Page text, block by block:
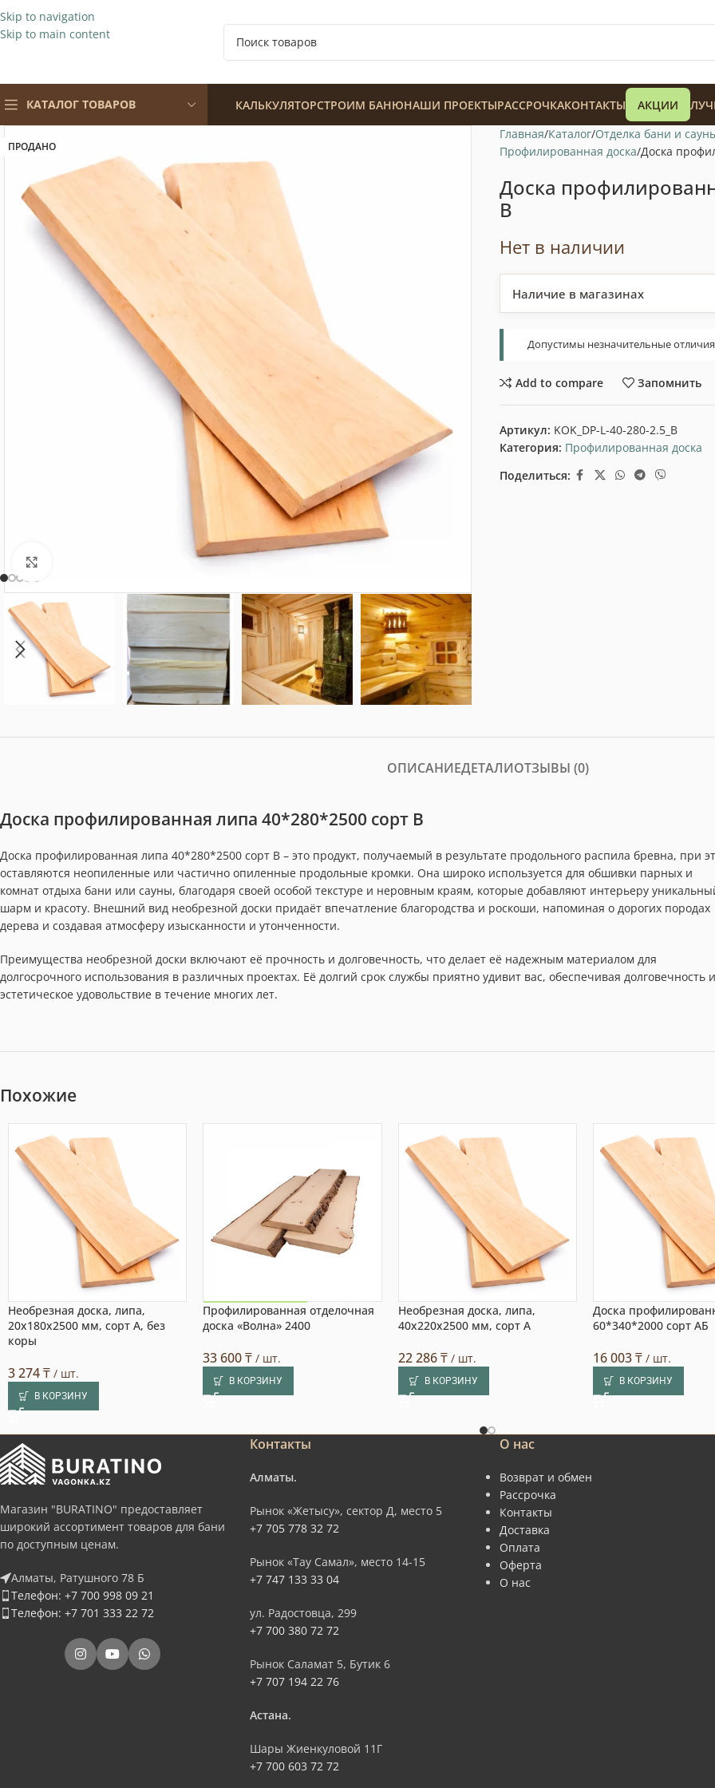
Skip to navigation
Skip to main content
КАТАЛОГ ТОВАРОВ КАЛЬКУЛЯТОРСТРОИМ БАНЮНАШИ ПРОЕКТЫРАССРОЧКАКОНТАКТЫ АКЦИИ
ПРОДАНО
Нажмите, чтобы увеличить
Главная Каталог Отделка бани и
Профилированная доска Доска
Доска
В
Нет в наличии
Наличие в магазинах
Допустимы незначительные
Add to compare Запомнить
Артикул: KOK_DP-L-40-280-2.5_B
Категория: Профилированная доска
Поделиться:
ОПИСАНИЕДЕТАЛИОТЗЫВЫ (0)
Доска профилированная липа 40*280*2500 сорт В
Доска профилированная липа 40*280*2500 сорт В – это продукт, получаемый в результате продольного распила бревна, при
оставляются неопиленные или частично опиленные продольные кромки. Она широко используется для обшивки парных и
комнат отдыха бани или сауны, благодаря своей особой текстуре и неровным краям, которые добавляют интерьеру
шарм и красоту. Внешний вид необрезной доски придаёт впечатление благородства и роскоши, напоминая о дорогих породах
дерева и создавая атмосферу изысканности и утонченности.
Преимущества необрезной доски включают её прочность и долговечность, что делает её надежным материалом для
долгосрочного использования в различных проектах. Её долгий срок службы приятно удивит вас, обеспечивая долговечность и
эстетическое удовольствие в течение многих лет.
Похожие
Необрезная доска, липа,
20x180x2500 мм, сорт A, без
коры
3 274₸ / шт.
В КОРЗИНУ
Акция на товар!
Профилированная отделочная
доска «Волна» 2400
33 600₸ / шт.
В КОРЗИНУ
Необрезная доска, липа,
40x220x2500 мм, сорт A
22 286₸/ шт.
В КОРЗИНУ
Доска
60*340*2000 сорт АБ
16 003₸ / шт.
В КОРЗИНУ
Магазин "BURATINO" предоставляет
широкий ассортимент товаров для бани
по доступным ценам.
Алматы, Ратушного 78 Б
Телефон: +7 700 998 09 21
Телефон: +7 701 333 22 72
Контакты
Алматы.
Рынок «Жетысу», сектор Д, место 5
+7 705 778 32 72
Рынок «Тау Самал», место 14-15
+7 747 133 33 04
ул. Радостовца, 299
+7 700 380 72 72
Рынок Саламат 5, Бутик 6
+7 707 194 22 76
Астана.
Шары Жиенкуловой 11Г
+7 700 603 72 72
О нас
Возврат и обмен
Рассрочка
Контакты
Доставка
Оплата
Оферта
О нас